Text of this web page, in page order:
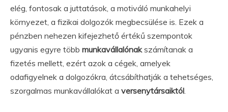
elég, fontosak a juttatások, a motiváló munkahelyi
környezet, a fizikai dolgozók megbecsülése is. Ezek a
pénzben nehezen kifejezhető értékű szempontok
ugyanis egyre több munkavállalónakszámítanak a
fizetés mellett, ezért azok a cégek, amelyek
odafigyelnek a dolgozókra, átcsábíthatják a tehetséges,
szorgalmas munkavállalókat a versenytársaiktól.